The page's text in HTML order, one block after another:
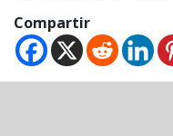
Compartir